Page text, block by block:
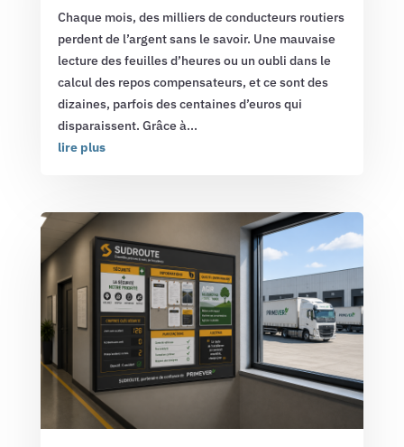
Chaque mois, des milliers de conducteurs routiers
perdent de l’argent sans le savoir. Une mauvaise
lecture des feuilles d’heures ou un oubli dans le
calcul des repos compensateurs, et ce sont des
dizaines, parfois des centaines d’euros qui
disparaissent. Grâce à...
lire plus